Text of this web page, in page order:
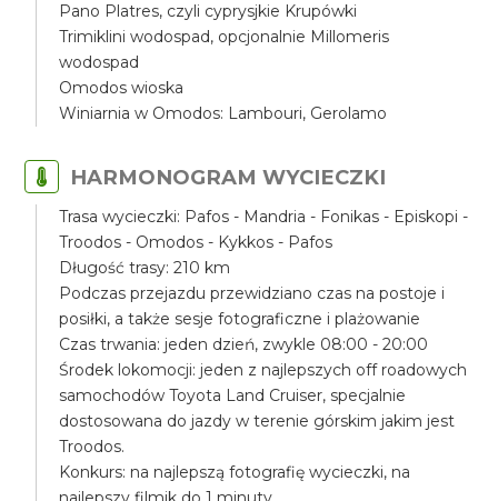
Pano Platres, czyli cyprysjkie Krupówki
Trimiklini wodospad, opcjonalnie Millomeris
wodospad
Omodos wioska
Winiarnia w Omodos: Lambouri, Gerolamo
HARMONOGRAM WYCIECZKI
Trasa wycieczki: Pafos - Mandria - Fonikas - Episkopi -
Troodos - Omodos - Kykkos - Pafos
Długość trasy: 210 km
Podczas przejazdu przewidziano czas na postoje i
posiłki, a także sesje fotograficzne i plażowanie
Czas trwania: jeden dzień, zwykle 08:00 - 20:00
Środek lokomocji: jeden z najlepszych off roadowych
samochodów Toyota Land Cruiser, specjalnie
dostosowana do jazdy w terenie górskim jakim jest
Troodos.
Konkurs: na najlepszą fotografię wycieczki, na